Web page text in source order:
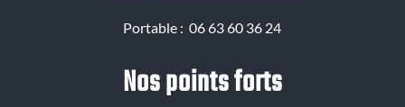
Portable : 06 63 60 36 24
Nos points forts